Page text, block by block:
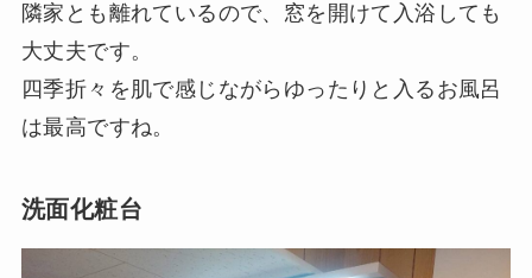
隣家とも離れているので、窓を開けて入浴しても
大丈夫です。
四季折々を肌で感じながらゆったりと入るお風呂
は最高ですね。
洗面化粧台